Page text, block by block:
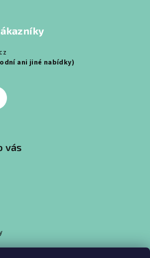
ani jiné nabídky)
vás